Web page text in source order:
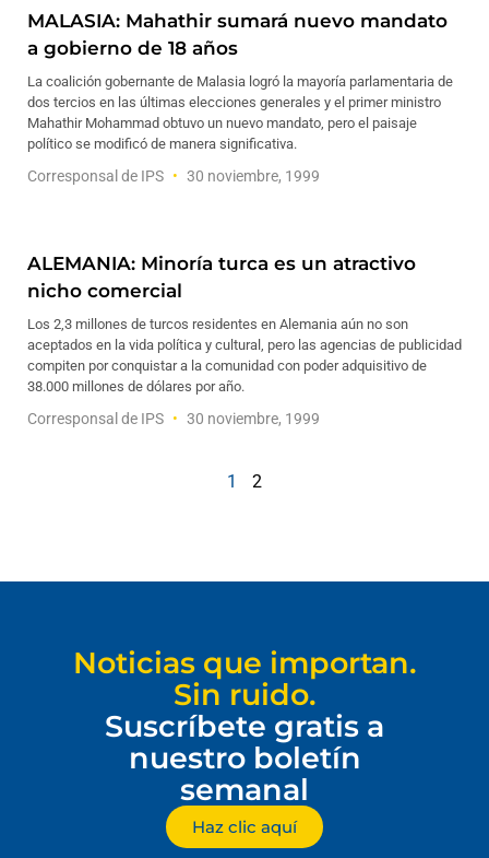
MALASIA: Mahathir sumará nuevo mandato
a gobierno de 18 años
La coalición gobernante de Malasia logró la mayoría parlamentaria de
dos tercios en las últimas elecciones generales y el primer ministro
Mahathir Mohammad obtuvo un nuevo mandato, pero el paisaje
político se modificó de manera significativa.
Corresponsal de IPS 30 noviembre, 1999
ALEMANIA: Minoría turca es un atractivo
nicho comercial
Los 2,3 millones de turcos residentes en Alemania aún no son
aceptados en la vida política y cultural, pero las agencias de publicidad
compiten por conquistar a la comunidad con poder adquisitivo de
38.000 millones de dólares por año.
Corresponsal de IPS 30 noviembre, 1999
1 2
Noticias que importan.
Sin ruido.
Suscríbete gratis a
nuestro boletín
semanal
Haz clic aquí